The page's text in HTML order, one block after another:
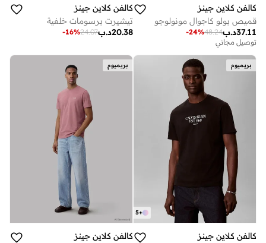
كالفن كلاين جينز
قميص بولو كاجوال مونولوجو
د.ب37.11
48.24
-24%
توصيل مجاني
كالفن كلاين جينز
تيشيرت برسومات خلفية
د.ب20.38
24.07
-16%
بريميوم
+
5
كالفن كلاين جينز
بريميوم
كالفن كلاين جينز